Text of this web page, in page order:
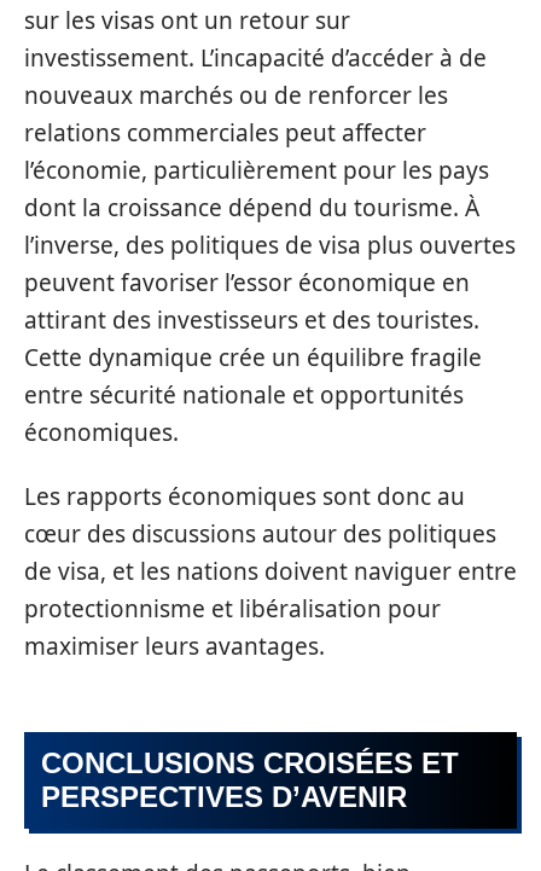
sur les visas ont un retour sur
investissement. L’incapacité d’accéder à de
nouveaux marchés ou de renforcer les
relations commerciales peut affecter
l’économie, particulièrement pour les pays
dont la croissance dépend du tourisme. À
l’inverse, des politiques de visa plus ouvertes
peuvent favoriser l’essor économique en
attirant des investisseurs et des touristes.
Cette dynamique crée un équilibre fragile
entre sécurité nationale et opportunités
économiques.
Les rapports économiques sont donc au
cœur des discussions autour des politiques
de visa, et les nations doivent naviguer entre
protectionnisme et libéralisation pour
maximiser leurs avantages.
CONCLUSIONS CROISÉES ET
PERSPECTIVES D’AVENIR